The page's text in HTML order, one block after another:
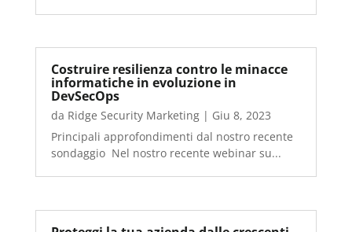
Costruire resilienza contro le minacce
informatiche in evoluzione in
DevSecOps
da Ridge Security Marketing| Giu 8, 2023
Principali approfondimenti dal nostro recente
sondaggio Nel nostro recente webinar su...